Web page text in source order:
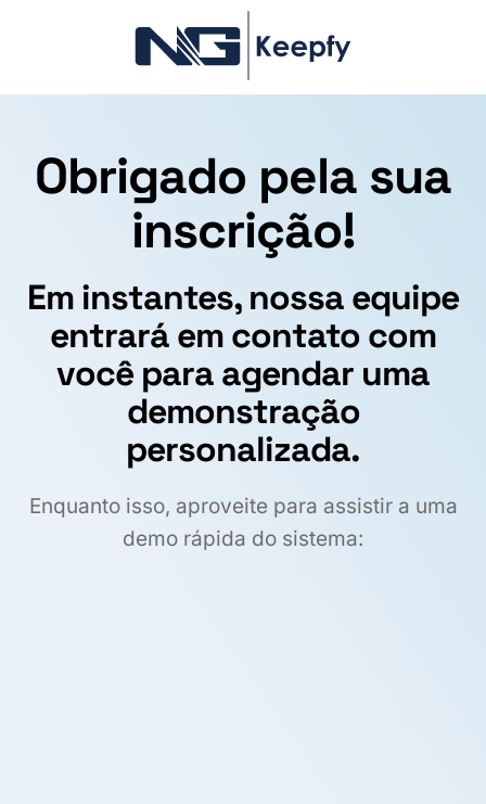
Obrigado pela sua
inscrição!
Em instantes, nossa equipe
entrará em contato com
você para agendar uma
demonstração
personalizada.
Enquanto isso, aproveite para assistir a uma
demo rápida do sistema: